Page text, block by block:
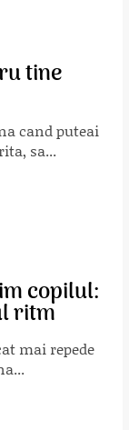
tine
cand puteai
sa...
copilul:
ritm
mai repede